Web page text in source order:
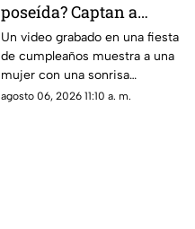
poseída? Captan a
mujer con
INQUIETANTE
SONRISA durante su
fiesta de cumpleaños
Un video grabado en una fiesta
de cumpleaños muestra a una
mujer con una sonrisa
inquietante; usuarios debaten
agosto 06, 2026 11:10 a. m.